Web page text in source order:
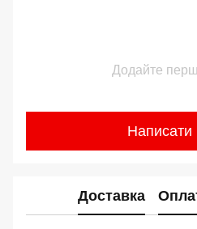
Додайте
Написати
Доставка